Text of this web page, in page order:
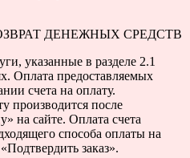
ДЕНЕЖНЫХ СРЕДСТВ
указанные в разделе 2.1
Оплата предоставляемых
счета на оплату.
производится после
на сайте. Оплата счета
способа оплаты на
заказ».